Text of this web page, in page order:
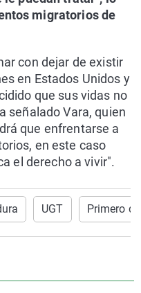
migratorios de
con dejar de existir
en Estados Unidos y
que sus vidas no
señalado Vara, quien
que enfrentarse a
en este caso
el derecho a vivir".
UGT Primero